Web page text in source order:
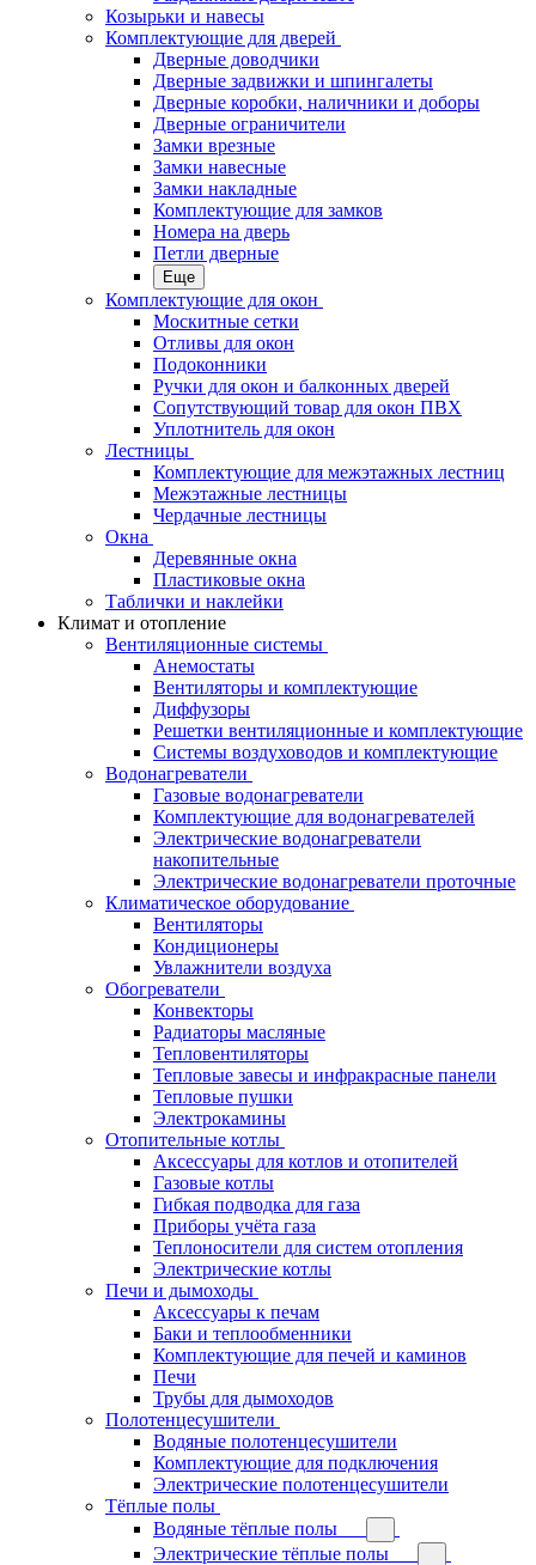
Козырьки и навесы
Комплектующие для дверей
Дверные доводчики
Дверные задвижки и шпингалеты
Дверные коробки, наличники и доборы
Дверные ограничители
Замки врезные
Замки навесные
Замки накладные
Комплектующие для замков
Номера на дверь
Петли дверные
Еще
Комплектующие для окон
Москитные сетки
Отливы для окон
Подоконники
Ручки для окон и балконных дверей
Сопутствующий товар для окон ПВХ
Уплотнитель для окон
Лестницы
Комплектующие для межэтажных лестниц
Межэтажные лестницы
Чердачные лестницы
Окна
Деревянные окна
Пластиковые окна
Таблички и наклейки
Климат и отопление
Вентиляционные системы
Анемостаты
Вентиляторы и комплектующие
Диффузоры
Решетки вентиляционные и комплектующие
Системы воздуховодов и комплектующие
Водонагреватели
Газовые водонагреватели
Комплектующие для водонагревателей
Электрические водонагреватели
накопительные
Электрические водонагреватели проточные
Климатическое оборудование
Вентиляторы
Кондиционеры
Увлажнители воздуха
Обогреватели
Конвекторы
Радиаторы масляные
Тепловентиляторы
Тепловые завесы и инфракрасные панели
Тепловые пушки
Электрокамины
Отопительные котлы
Аксессуары для котлов и отопителей
Газовые котлы
Гибкая подводка для газа
Приборы учёта газа
Теплоносители для систем отопления
Электрические котлы
Печи и дымоходы
Аксессуары к печам
Баки и теплообменники
Комплектующие для печей и каминов
Печи
Трубы для дымоходов
Полотенцесушители
Водяные полотенцесушители
Комплектующие для подключения
Электрические полотенцесушители
Тёплые полы
Водяные тёплые полы
Электрические тёплые полы